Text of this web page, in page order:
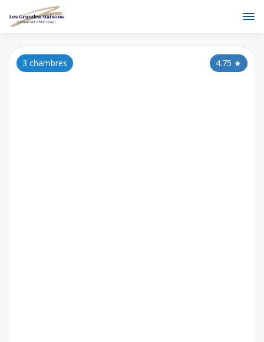
4.75 ★
3 chambres